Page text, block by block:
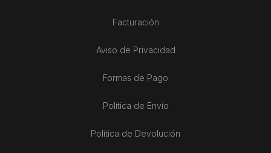
Facturación
Aviso de Privacidad
Formas de Pago
Política de Envío
Política de Devolución